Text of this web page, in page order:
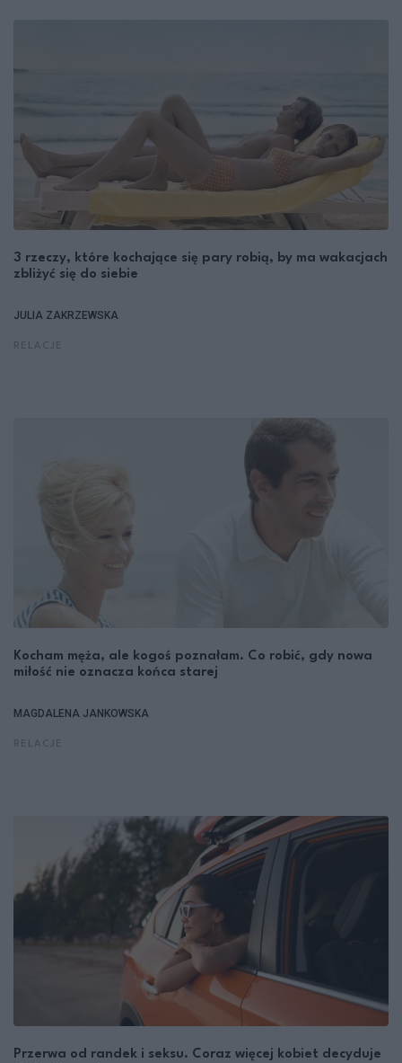
3 rzeczy, które kochające się pary robią, by ma wakacjach
zbliżyć się do siebie
JULIA ZAKRZEWSKA
Kocham męża, ale kogoś poznałam. Co robić, gdy nowa
miłość nie oznacza końca starej
MAGDALENA JANKOWSKA
Przerwa od randek i seksu. Coraz więcej kobiet decyduje